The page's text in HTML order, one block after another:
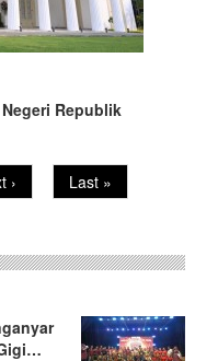
Republik
›
Last
page
Last »